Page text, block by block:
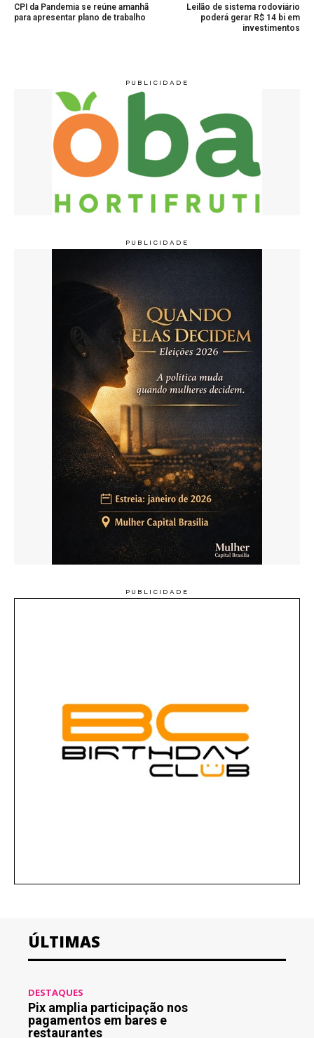
CPI da Pandemia se reúne amanhã
para apresentar plano de trabalho
Leilão de sistema rodoviário
poderá gerar R$ 14 bi em
investimentos
ÚLTIMAS
DESTAQUES
Pix amplia participação nos
pagamentos em bares e
restaurantes